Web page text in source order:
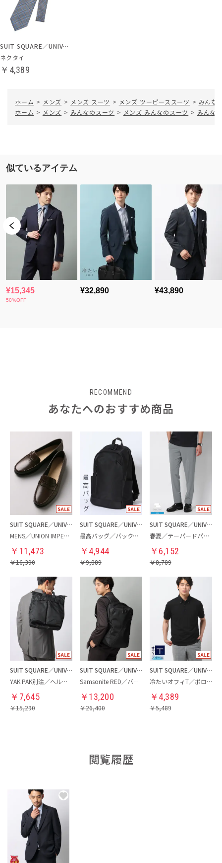
SUIT SQUARE／UNIVERSAL LANGUAGE
ネクタイ
￥4,389
ホーム > メンズ > メンズ スーツ > メンズ ツーピーススーツ > みんな
ホーム > メンズ > みんなのスーツ > メンズ みんなのスーツ > みんな
RECOMMEND
あなたへのおすすめ商品
SUIT SQUARE／UNIVERSAL LANGUAGE
MENS／UNION IMPERIAL監修／コインローファー
￥ 11,473
￥16,390
SUIT SQUARE／UNIVERSAL LANGUAGE
最高バッグ／バックパック
￥ 4,944
￥9,889
SUIT SQUARE／UNIVERSAL LANGUAGE
春夏／テーパードパンツ
￥ 6,152
￥8,789
SUIT SQUARE／UNIVERSAL LANGUAGE
YAK PAK別注／ヘルメットバッグ
￥ 7,645
￥15,290
SUIT SQUARE／UNIVERSAL LANGUAGE
Samsonite RED／バックパック
￥ 13,200
￥26,400
SUIT SQUARE／UNIVERSAL LANGUAGE
冷たいオフィT／ポロシャツ
￥ 4,389
￥5,489
閲覧履歴